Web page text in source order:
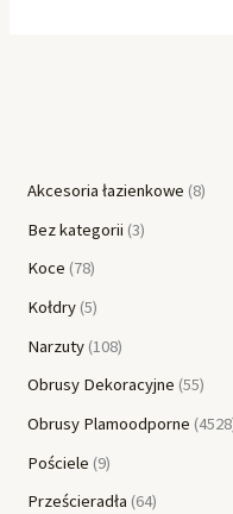
Akcesoria łazienkowe 8
Bez kategorii 3
Koce 78
Kołdry 5
Narzuty 108
Obrusy Dekoracyjne 55
Obrusy Plamoodporne 4528
Pościele 9
Prześcieradła 64